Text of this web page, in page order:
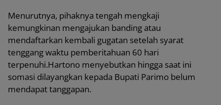
Menurutnya, pihaknya tengah mengkaji
kemungkinan mengajukan banding atau
mendaftarkan kembali gugatan setelah syarat
tenggang waktu pemberitahuan 60 hari
terpenuhi.Hartono menyebutkan hingga saat ini
somasi dilayangkan kepada Bupati Parimo belum
mendapat tanggapan.